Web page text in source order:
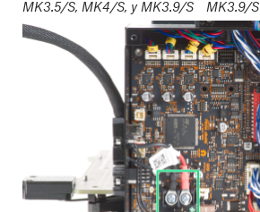
MK3.5/S, MK4/S, y MK3.9/S
MK3.9/S